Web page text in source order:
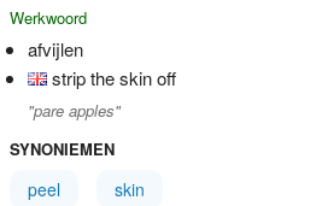
Werkwoord
afvijlen
strip the skin off
"pare apples"
SYNONIEMEN
peel skin